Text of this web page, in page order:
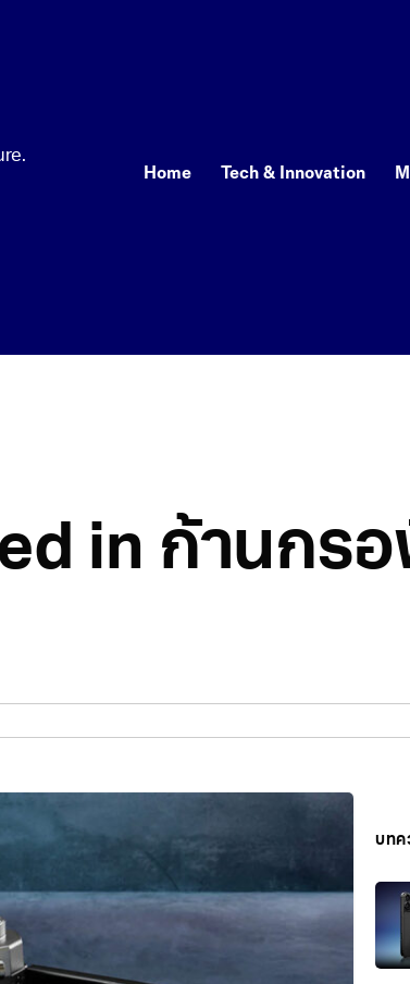
Home Tech & Innovation
in ก้านกร
บทค